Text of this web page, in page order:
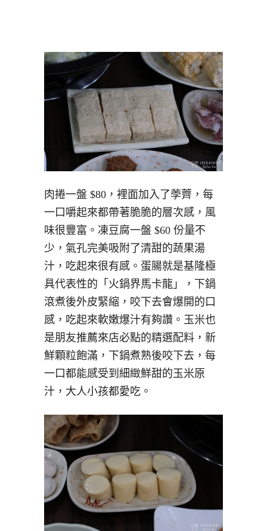
肉捲一盤 $80，裡面加入了荸薺，每
一口嚼起來都帶著脆脆的層次感，風
味很豐富。凍豆腐一盤 $60 份量不
少，氣孔完美吸附了清甜的蔬果湯
汁，吃起來很有感。蛋腸就是基隆極
具代表性的「火鍋界馬卡龍」，下鍋
滾煮後外皮緊縮，咬下去會爆開的口
感，吃起來軟嫩爆汁有夠讚。玉米也
是朋友推薦來店必點的精選配料，新
鮮顆粒飽滿，下鍋煮熟後咬下去，每
一口都能感受到細緻鮮甜的玉米原
汁，大人小孩都愛吃。